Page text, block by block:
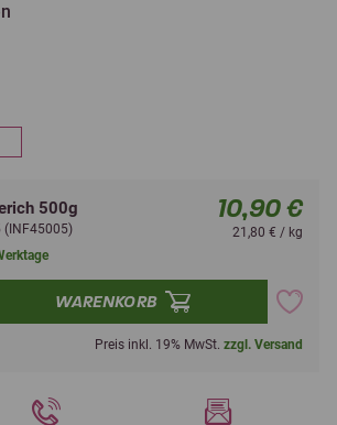
500g
(INF45005)
10,90 €
21,80 € / kg
WARENKORB
Preis inkl. 19% MwSt. zzgl. Versand